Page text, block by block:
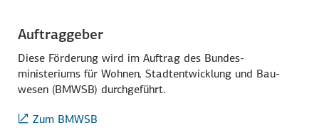
Auftraggeber
Diese Förderung wird im Auftrag des Bundes­
ministeriums für Wohnen, Stadt­entwicklung und Bau­
wesen (BMWSB) durch­geführt.
Zum BMWSB